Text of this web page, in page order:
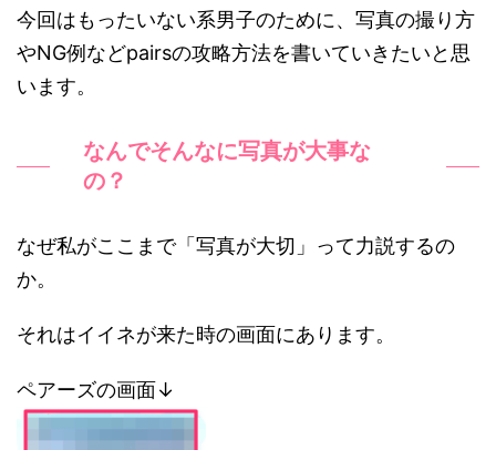
今回はもったいない系男子のために、写真の撮り方
やNG例などpairsの攻略方法を書いていきたいと思
います。
なんでそんなに写真が大事な
の？
なぜ私がここまで「写真が大切」って力説するの
か。
それはイイネが来た時の画面にあります。
ペアーズの画面↓